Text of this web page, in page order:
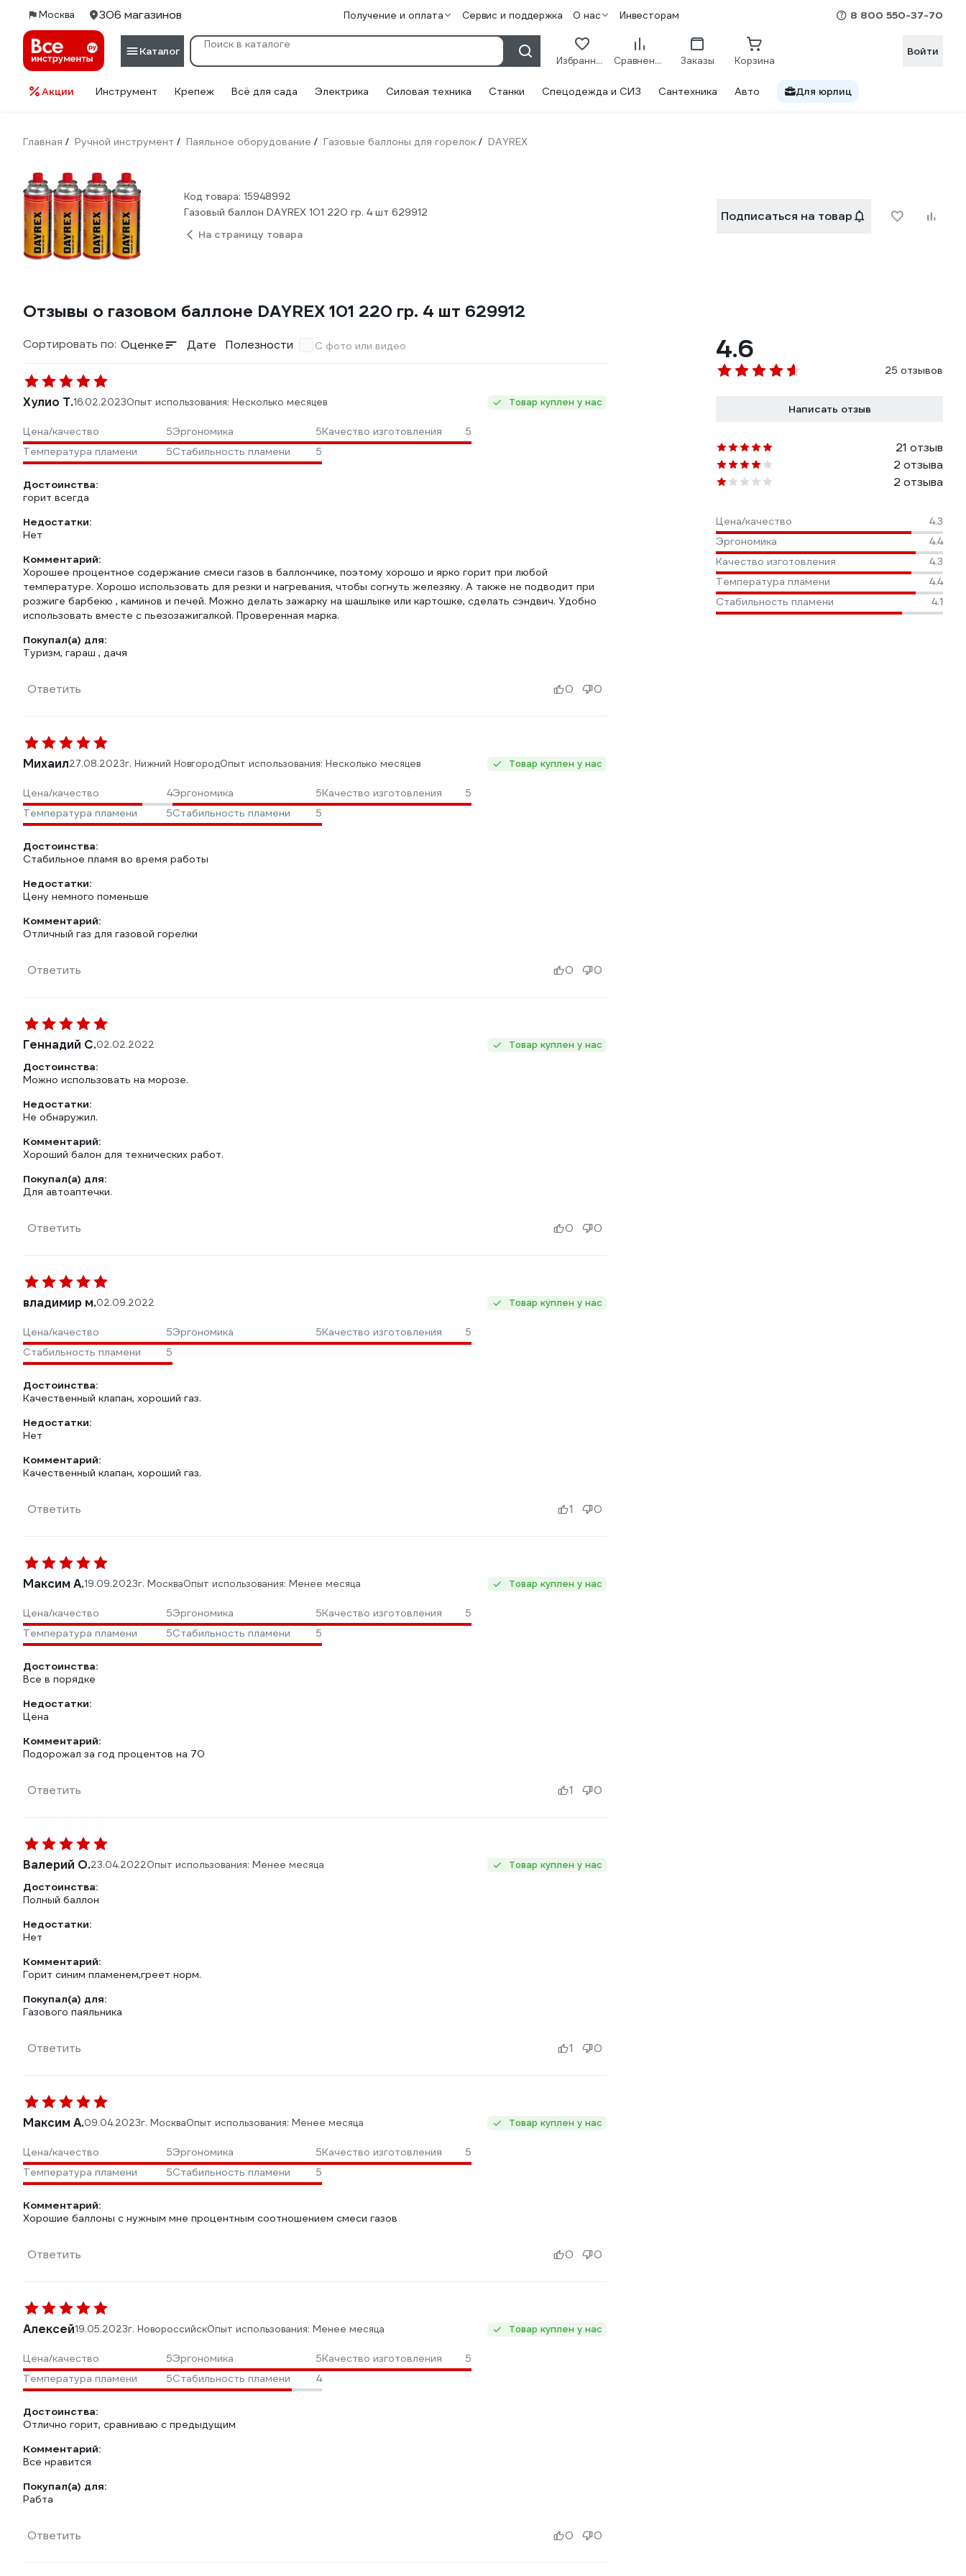
Москва 306 магазинов Получение и оплата Сервис и поддержка О нас Инвесторам 8 800 550-37-70
Каталог
Избранное Сравнение Заказы Корзина
Войти
Акции Инструмент Крепеж Всё для сада Электрика Силовая техника Станки Спецодежда и СИЗ Сантехника Авто Для юрлиц
Главная / Ручной инструмент / Паяльное оборудование / Газовые баллоны для горелок / DAYREX
Код товара: 15948992
Газовый баллон DAYREX 101 220 гр. 4 шт 629912
На страницу товара
Подписаться на товар
Отзывы о газовом баллоне DAYREX 101 220 гр. 4 шт 629912
Сортировать по: Оценке Дате Полезности С фото или видео
Хулио Т.16.02.2023Опыт использования: Несколько месяцев Товар куплен у нас
Цена/качество 5Эргономика 5Качество изготовления
5
Температура пламени
5Стабильность пламени 5
Достоинства:
горит всегда
Недостатки:
Нет
Комментарий:
Хорошее процентное содержание смеси газов в баллончике, поэтому хорошо и ярко горит при любой
температуре. Хорошо использовать для резки и нагревания, чтобы согнуть железяку. А также не подводит при
розжиге барбекю , каминов и печей. Можно делать зажарку на шашлыке или картошке, сделать сэндвич. Удобно
использовать вместе с пьезозажигалкой. Проверенная марка.
Покупал(а) для:
Туризм, гараш , дачя
Ответить 0 0
Михаил27.08.2023г. Нижний НовгородОпыт использования: Несколько месяцев Товар куплен у нас
Цена/качество 4Эргономика 5Качество изготовления
5
Температура пламени
5Стабильность пламени 5
Достоинства:
Стабильное пламя во время работы
Недостатки:
Цену немного поменьше
Комментарий:
Отличный газ для газовой горелки
Ответить 0 0
Геннадий С.02.02.2022 Товар куплен у нас
Достоинства:
Можно использовать на морозе.
Недостатки:
Не обнаружил.
Комментарий:
Хороший балон для технических работ.
Покупал(а) для:
Для автоаптечки.
Ответить 0 0
владимир м.02.09.2022 Товар куплен у нас
Цена/качество 5Эргономика 5Качество изготовления
5
Стабильность пламени
5
Достоинства:
Качественный клапан, хороший газ.
Недостатки:
Нет
Комментарий:
Качественный клапан, хороший газ.
Ответить 1 0
Максим А.19.09.2023г. МоскваОпыт использования: Менее месяца Товар куплен у нас
Цена/качество 5Эргономика 5Качество изготовления
5
Температура пламени
5Стабильность пламени 5
Достоинства:
Все в порядке
Недостатки:
Цена
Комментарий:
Подорожал за год процентов на 70
Ответить 1 0
Валерий О.23.04.2022Опыт использования: Менее месяца Товар куплен у нас
Достоинства:
Полный баллон
Недостатки:
Нет
Комментарий:
Горит синим пламенем,греет норм.
Покупал(а) для:
Газового паяльника
Ответить 1 0
Максим А.09.04.2023г. МоскваОпыт использования: Менее месяца Товар куплен у нас
Цена/качество 5Эргономика 5Качество изготовления
5
Температура пламени
5Стабильность пламени 5
Комментарий:
Хорошие баллоны с нужным мне процентным соотношением смеси газов
Ответить 0 0
Алексей19.05.2023г. НовороссийскОпыт использования: Менее месяца Товар куплен у нас
Цена/качество 5Эргономика 5Качество изготовления
5
Температура пламени
5Стабильность пламени 4
Достоинства:
Отлично горит, сравниваю с предыдущим
Комментарий:
Все нравится
Покупал(а) для:
Рабта
Ответить 0 0
4.6
25 отзывов
Написать отзыв
21 отзыв
2 отзыва
2 отзыва
Цена/качество
4.3
Эргономика
4.4
Качество изготовления
4.3
Температура пламени
4.4
Стабильность пламени
4.1